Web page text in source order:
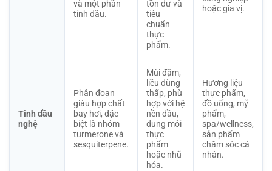
và một phần
tinh dầu.
tồn dư và
tiêu
chuẩn
thực
phẩm.
hoặc gia vị.
Tinh dầu
nghệ
Phân đoạn
giàu hợp chất
bay hơi, đặc
biệt là nhóm
turmerone và
sesquiterpene.
Mùi đậm,
liều dùng
thấp, phù
hợp với hệ
nền dầu,
dung môi
thực
phẩm
hoặc nhũ
hóa.
Hương liệu
thực phẩm,
đồ uống, mỹ
phẩm,
spa/wellness,
sản phẩm
chăm sóc cá
nhân.